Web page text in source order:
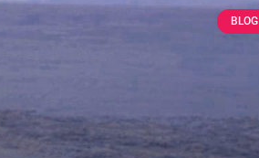
BLOG